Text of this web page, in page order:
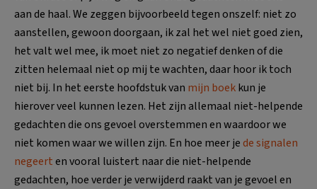
aan de haal. We zeggen bijvoorbeeld tegen onszelf: niet zo
aanstellen, gewoon doorgaan, ik zal het wel niet goed zien,
het valt wel mee, ik moet niet zo negatief denken of die
zitten helemaal niet op mij te wachten, daar hoor ik toch
niet bij. In het eerste hoofdstuk van mijn boekkun je
hierover veel kunnen lezen. Het zijn allemaal niet-helpende
gedachten die ons gevoel overstemmen en waardoor we
niet komen waar we willen zijn. En hoe meer jede signalen
negeerten vooral luistert naar die niet-helpende
gedachten, hoe verder je verwijderd raakt van je gevoel en